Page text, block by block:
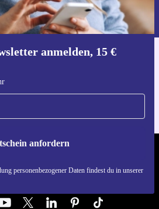
anmelden, 15 €
anfordern
personenbezogener Daten findest du in unserer
personenbezogener Daten findest
.